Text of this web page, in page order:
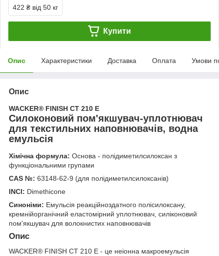
422 ₴ від 50 кг
Купити
Опис Характеристики Доставка Оплата Умови
Опис
WACKER® FINISH CT 210 E
Силоконовий пом'якшувач-уплотнювач
для текстильних наповнювачів, водна
емульсія
Хімічна формула: Основа - полідиметилсилоксан з
функціональними групами
CAS №: 63148-62-9 (для полідиметилсилоксанів)
INCI: Dimethicone
Синоніми: Емульсія реакційноздатного полісилоксану,
кремнійорганічний еластомірний уплотнювач, силіконовий
пом'якшувач для волокнистих наповнювачів
Опис
WACKER® FINISH CT 210 E - це неіонна макроемульсія